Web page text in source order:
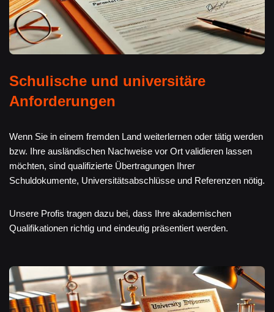
Schulische und universitäre
Anforderungen
Wenn Sie in einem fremden Land weiterlernen oder tätig werden
bzw. Ihre ausländischen Nachweise vor Ort validieren lassen
möchten, sind qualifizierte Übertragungen Ihrer
Schuldokumente, Universitätsabschlüsse und Referenzen nötig.
Unsere Profis tragen dazu bei, dass Ihre akademischen
Qualifikationen richtig und eindeutig präsentiert werden.